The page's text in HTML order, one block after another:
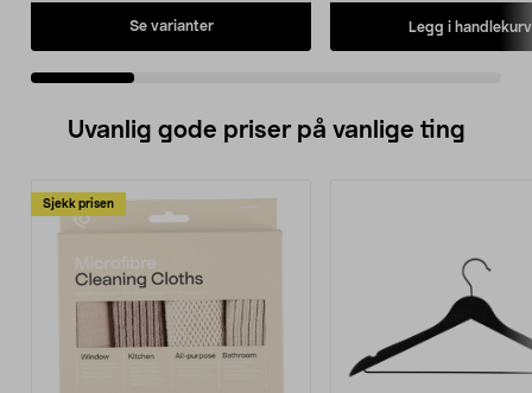
Se varianter Legg i handlekurv
Uvanlig gode priser på vanlige ting
Sjekk prisen